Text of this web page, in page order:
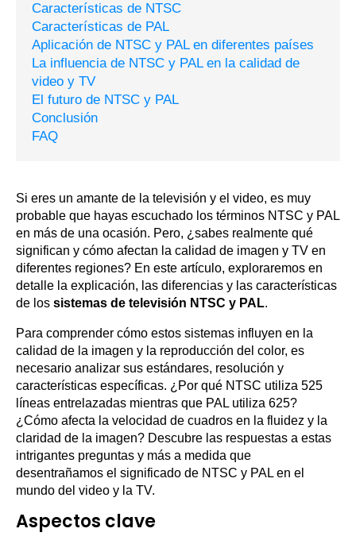
Características de NTSC
Características de PAL
Aplicación de NTSC y PAL en diferentes países
La influencia de NTSC y PAL en la calidad de
video y TV
El futuro de NTSC y PAL
Conclusión
FAQ
Si eres un amante de la televisión y el video, es muy
probable que hayas escuchado los términos NTSC y PAL
en más de una ocasión. Pero, ¿sabes realmente qué
significan y cómo afectan la calidad de imagen y TV en
diferentes regiones? En este artículo, exploraremos en
detalle la explicación, las diferencias y las características
de los sistemas de televisión NTSC y PAL.
Para comprender cómo estos sistemas influyen en la
calidad de la imagen y la reproducción del color, es
necesario analizar sus estándares, resolución y
características específicas. ¿Por qué NTSC utiliza 525
líneas entrelazadas mientras que PAL utiliza 625?
¿Cómo afecta la velocidad de cuadros en la fluidez y la
claridad de la imagen? Descubre las respuestas a estas
intrigantes preguntas y más a medida que
desentrañamos el significado de NTSC y PAL en el
mundo del video y la TV.
Aspectos clave